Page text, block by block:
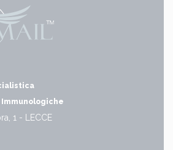
1 - LECCE